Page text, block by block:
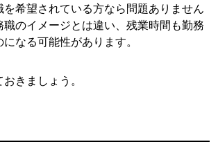
を希望されている方なら問題ありません
職のイメージとは違い、残業時間も勤務
なる可能性があります。
きましょう。